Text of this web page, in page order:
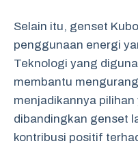
Selain itu, genset
penggunaan energi
Teknologi yang
membantu
menjadikannya
dibandingkan genset
kontribusi positif